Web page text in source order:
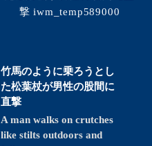
竹馬のように乗ろうとし
た松葉杖が男性の股間に
直撃
A man walks on crutches
like stilts outdoors and